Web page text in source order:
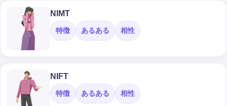
NIMT
特徴 あるある 相性
NIFT
特徴 あるある 相性